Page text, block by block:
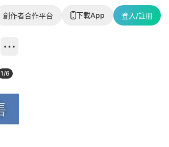
創作者合作平台 下載App 登入/註冊
1/6